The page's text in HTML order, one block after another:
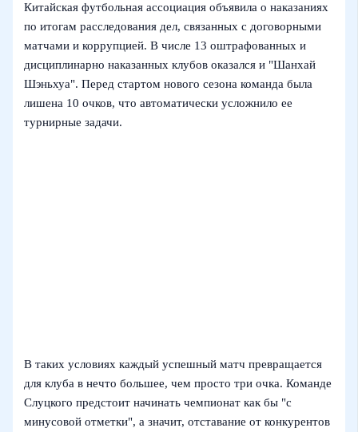
Китайская футбольная ассоциация объявила о наказаниях
по итогам расследования дел, связанных с договорными
матчами и коррупцией. В числе 13 оштрафованных и
дисциплинарно наказанных клубов оказался и "Шанхай
Шэньхуа". Перед стартом нового сезона команда была
лишена 10 очков, что автоматически усложнило ее
турнирные задачи.
В таких условиях каждый успешный матч превращается
для клуба в нечто большее, чем просто три очка. Команде
Слуцкого предстоит начинать чемпионат как бы "с
минусовой отметки", а значит, отставание от конкурентов